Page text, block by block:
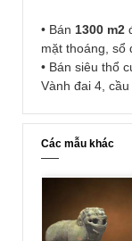
• Bán 1300 m2
mặt thoáng, sổ
• Bán siêu thổ
Vành đai 4,
Các mẫu khác